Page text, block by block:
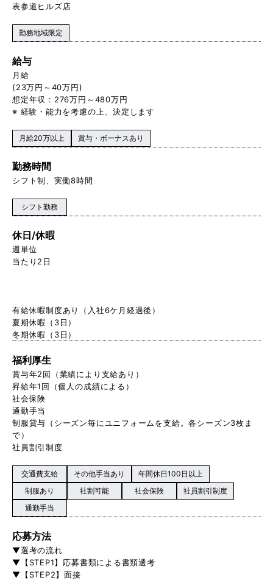
表参道ヒルズ店
勤務地域限定
給与
月給
(23万円～40万円)
想定年収：276万円～480万円
※ 経験・能力を考慮の上、決定します
月給20万以上 賞与・ボーナスあり
勤務時間
シフト制、実働8時間
シフト勤務
休日/休暇
週単位
当たり2日
有給休暇制度あり（入社6ケ月経過後）
夏期休暇（3日）
冬期休暇（3日）
福利厚生
賞与年2回（業績により支給あり）
昇給年1回（個人の成績による）
社会保険
通勤手当
制服貸与（シーズン毎にユニフォームを支給。各シーズン3枚ま
で）
社員割引制度
交通費支給 その他手当あり
年間休日100日以上
制服あり
社割可能 社会保険
社員割引制度
通勤手当
応募方法
▼選考の流れ
▼【STEP1】応募書類による書類選考
▼【STEP2】面接